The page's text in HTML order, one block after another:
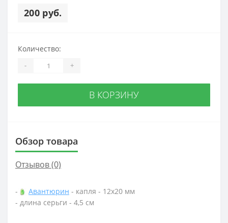
200 руб.
Количество:
- +
В КОРЗИНУ
Обзор товара
Отзывов (0)
- Авантюрин - капля - 12х20 мм
- длина серьги - 4,5 см